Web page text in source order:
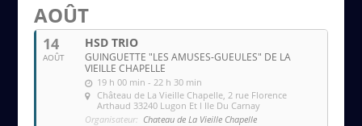
iAOÛT
14
AOÛT
HSD TRIO
GUINGUETTE "LES AMUSES-GUEULES" DE LA
VIEILLE CHAPELLE
19 h 00 min - 22 h 30 min
Château de La Vieille Chapelle , 2 rue Florence
Arthaud 33240 Lugon Et l Ile Du Carnay
Organisateur: Chateau de La Vieille Chapelle